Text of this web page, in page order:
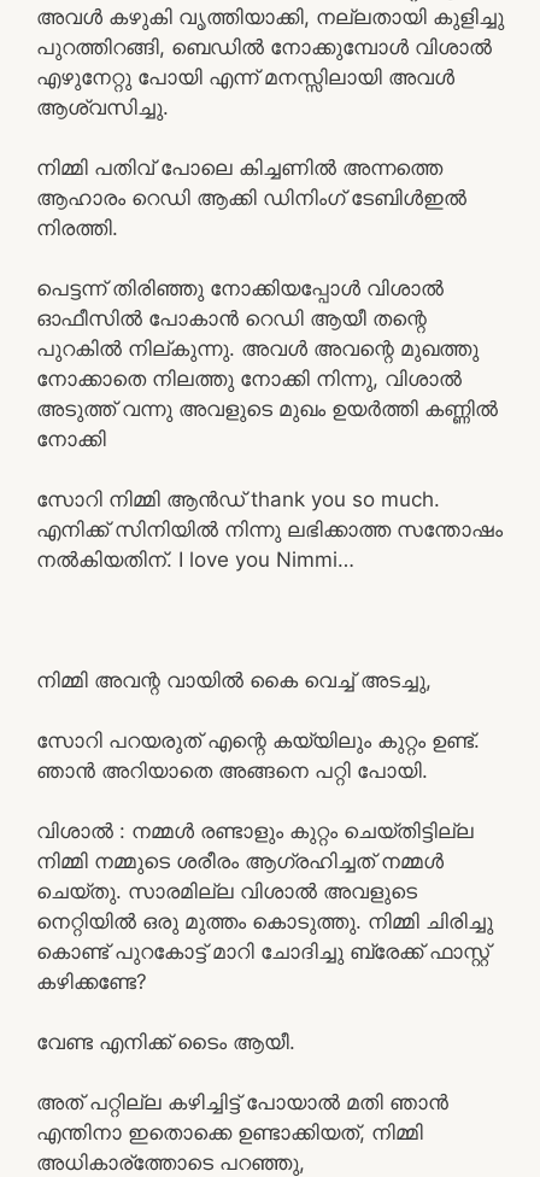
അവൾ കഴുകി വൃത്തിയാക്കി, നല്ലതായി കുളിച്ചു
പുറത്തിറങ്ങി, ബെഡിൽ നോക്കുമ്പോൾ വിശാൽ
എഴുനേറ്റു പോയി എന്ന് മനസ്സിലായി അവൾ
ആശ്വസിച്ചു.
നിമ്മി പതിവ് പോലെ കിച്ചണിൽ അന്നത്തെ
ആഹാരം റെഡി ആക്കി ഡിനിംഗ് ടേബിൾഇൽ
നിരത്തി.
പെട്ടന്ന് തിരിഞ്ഞു നോക്കിയപ്പോൾ വിശാൽ
ഓഫീസിൽ പോകാൻ റെഡി ആയീ തന്റെ
പുറകിൽ നില്കുന്നു. അവൾ അവന്റെ മുഖത്തു
നോക്കാതെ നിലത്തു നോക്കി നിന്നു, വിശാൽ
അടുത്ത് വന്നു അവളുടെ മുഖം ഉയർത്തി കണ്ണിൽ
നോക്കി
സോറി നിമ്മി ആൻഡ് thank you so much.
എനിക്ക് സിനിയിൽ നിന്നു ലഭിക്കാത്ത സന്തോഷം
നൽകിയതിന്. I love you Nimmi…
നിമ്മി അവന്റ വായിൽ കൈ വെച്ച് അടച്ചു,
സോറി പറയരുത് എന്റെ കയ്യിലും കുറ്റം ഉണ്ട്.
ഞാൻ അറിയാതെ അങ്ങനെ പറ്റി പോയി.
വിശാൽ : നമ്മൾ രണ്ടാളും കുറ്റം ചെയ്തിട്ടില്ല
നിമ്മി നമ്മുടെ ശരീരം ആഗ്രഹിച്ചത് നമ്മൾ
ചെയ്തു. സാരമില്ല വിശാൽ അവളുടെ
നെറ്റിയിൽ ഒരു മുത്തം കൊടുത്തു. നിമ്മി ചിരിച്ചു
കൊണ്ട് പുറകോട്ട് മാറി ചോദിച്ചു ബ്രേക്ക്‌ ഫാസ്റ്റ്
കഴിക്കണ്ടേ?
വേണ്ട എനിക്ക് ടൈം ആയീ.
അത് പറ്റില്ല കഴിച്ചിട്ട് പോയാൽ മതി ഞാൻ
എന്തിനാ ഇതൊക്കെ ഉണ്ടാക്കിയത്, നിമ്മി
അധികാര്ത്തോടെ പറഞ്ഞു,